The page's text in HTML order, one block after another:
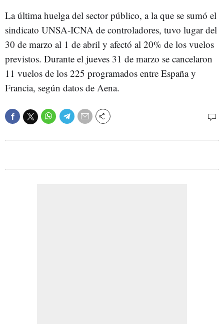
La última huelga del sector público, a la que se sumó el
sindicato UNSA-ICNA de controladores, tuvo lugar del
30 de marzo al 1 de abril y afectó al 20% de los vuelos
previstos. Durante el jueves 31 de marzo se cancelaron
11 vuelos de los 225 programados entre España y
Francia, según datos de Aena.